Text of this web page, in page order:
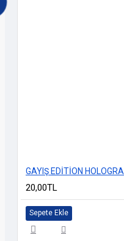
20,00TL
Sepete Ekle